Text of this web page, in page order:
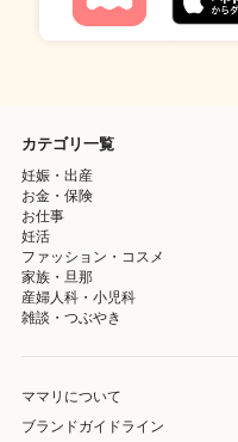
カテゴリ一覧
妊娠・出産
お金・保険
お仕事
妊活
ファッション・コスメ
家族・旦那
産婦人科・小児科
雑談・つぶやき
ママリについて
ブランドガイドライン